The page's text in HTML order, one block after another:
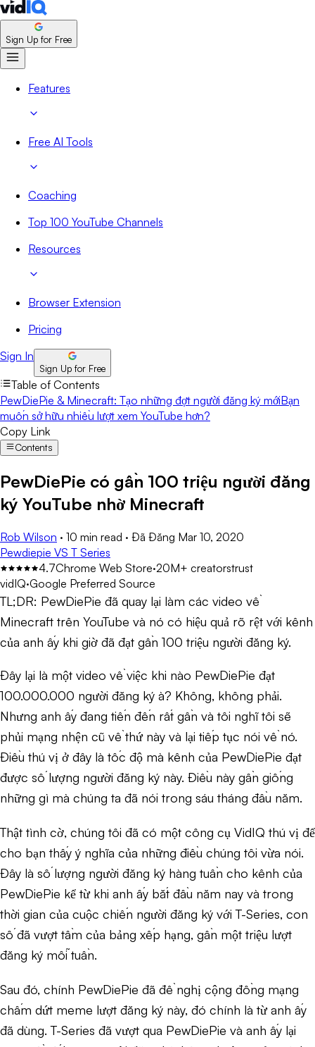
Sign Up for Free
Features
Free AI Tools
Coaching
Top 100 YouTube Channels
Resources
Browser Extension
Pricing
Sign In
Sign Up for Free
Table of Contents
PewDiePie & Minecraft: Tạo những đợt người đăng ký mớiBạn
muốn sở hữu nhiều lượt xem YouTube hơn?
Copy Link
Contents
PewDiePie có gần 100 triệu người đăng
ký YouTube nhờ Minecraft
Rob Wilson · 10 min read · Đã Đăng Mar 10, 2020
Pewdiepie VS T Series
4.7Chrome Web Store·20M+ creatorstrust
vidIQ·Google Preferred Source
TL;DR: PewDiePie đã quay lại làm các video về
Minecraft trên YouTube và nó có hiệu quả rõ rệt với kênh
của anh ấy khi giờ đã đạt gần 100 triệu người đăng ký.
Đây lại là một video về việc khi nào PewDiePie đạt
100.000.000 người đăng ký à? Không, không phải.
Nhưng anh ấy đang tiến đến rất gần và tôi nghĩ tôi sẽ
phủi mạng nhện cũ về thứ này và lại tiếp tục nói về nó.
Điều thú vị ở đây là tốc độ mà kênh của PewDiePie đạt
được số lượng người đăng ký này. Điều này gần giống
những gì mà chúng ta đã nói trong sáu tháng đầu năm.
Thật tình cờ, chúng tôi đã có một công cụ VidIQ thú vị để
cho bạn thấy ý nghĩa của những điều chúng tôi vừa nói.
Đây là số lượng người đăng ký hàng tuần cho kênh của
PewDiePie kể từ khi anh ấy bắt đầu năm nay và trong
thời gian của cuộc chiến người đăng ký với T-Series, con
số đã vượt tầm của bảng xếp hạng, gần một triệu lượt
đăng ký mỗi tuần.
Sau đó, chính PewDiePie đã đề nghị cộng đồng mạng
chấm dứt meme lượt đăng ký này, đó chính là từ anh ấy
đã dùng. T-Series đã vượt qua PewDiePie và anh ấy lại